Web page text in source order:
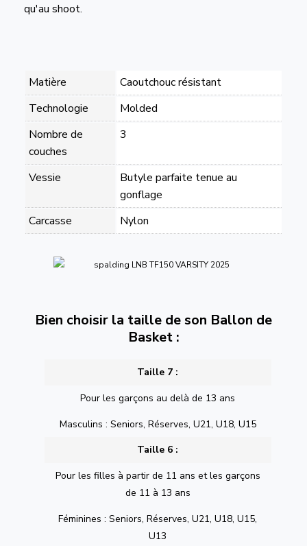
qu'au shoot.
Matière
Caoutchouc résistant
Technologie
Molded
Nombre de
couches
3
Vessie
Butyle parfaite tenue au
gonflage
Carcasse
Nylon
Bien choisir la taille de son Ballon de
Basket :
Taille 7 :
Pour les garçons au delà de 13 ans
Masculins : Seniors, Réserves, U21, U18, U15
Taille 6 :
Pour les filles à partir de 11 ans et les garçons
de 11 à 13 ans
Féminines : Seniors, Réserves, U21, U18, U15,
U13